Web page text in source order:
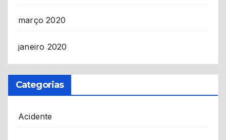
março 2020
janeiro 2020
Categorias
Acidente